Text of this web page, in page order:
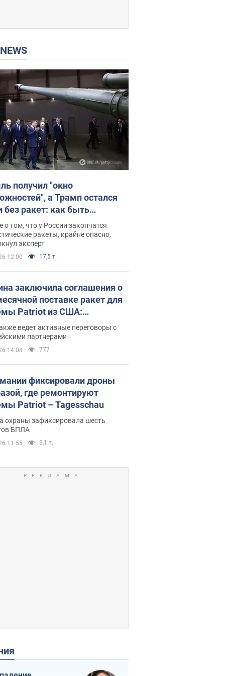
NEWS
получил "окно
а Трамп остался
без ракет: как быть
Интервью с Мельником
о том, что у России закончатся
ракеты, крайне опасно,
эксперт
12:00 17,5 т.
заключила соглашения о
поставке ракет для
Patriot из США:
раскрыл подробности
ведет активные переговоры с
партнерами
14:08 777
фиксировали дроны
где ремонтируют
Patriot – Tagesschau
охраны зафиксировала шесть
БПЛА
11:55 3,1 т.